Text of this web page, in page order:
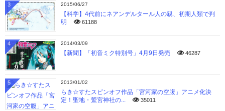
2015/06/27
【科学】4代前にネアンデルタール人の親、初期人類で判
明
61188
3
2014/03/09
【新聞】「初音ミク特別号」4月9日発売 46287
4
2013/01/02
らき☆すたスピンオフ作品「宮河家の空腹」アニメ化決
定！聖地・鷲宮神社の...
35011
5